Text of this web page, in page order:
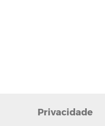
Privacidade